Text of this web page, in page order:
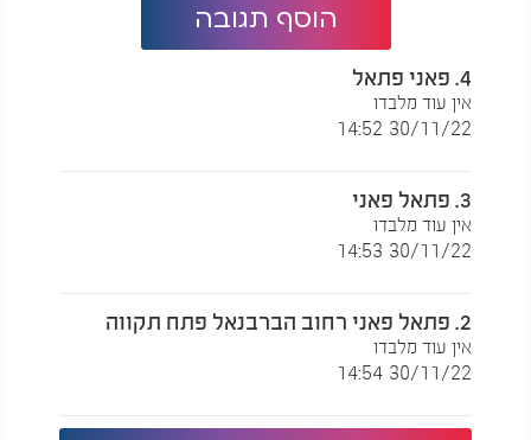
הוסף תגובה
4. פאני פתאל
‏אין עוד מלבדו
30/11/22 14:52
3. פתאל פאני
‏אין עוד מלבדו
30/11/22 14:53
2. פתאל פאני ‏רחוב הברבנאל פתח תקווה
אין עוד מלבדו
30/11/22 14:54